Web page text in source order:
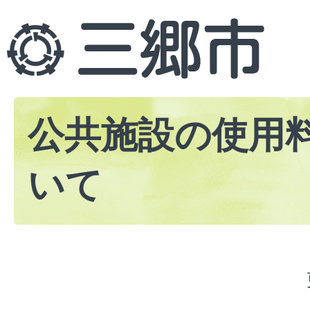
公共施設の使用
いて